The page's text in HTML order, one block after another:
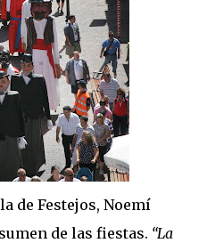
de Festejos, Noemí
de las fiestas. “La